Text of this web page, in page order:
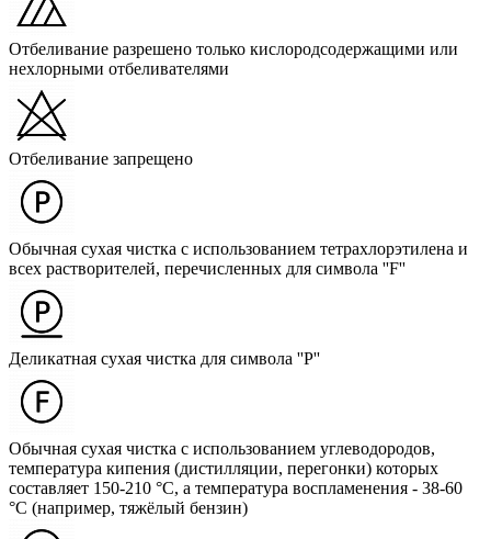
Отбеливание разрешено только кислородсодержащими или
нехлорными отбеливателями
Отбеливание запрещено
Обычная сухая чистка с использованием тетрахлорэтилена и
всех растворителей, перечисленных для символа ''F''
Деликатная сухая чистка для символа ''P''
Обычная сухая чистка с использованием углеводородов,
температура кипения (дистилляции, перегонки) которых
составляет 150-210 °C, а температура воспламенения - 38-60
°C (например, тяжёлый бензин)